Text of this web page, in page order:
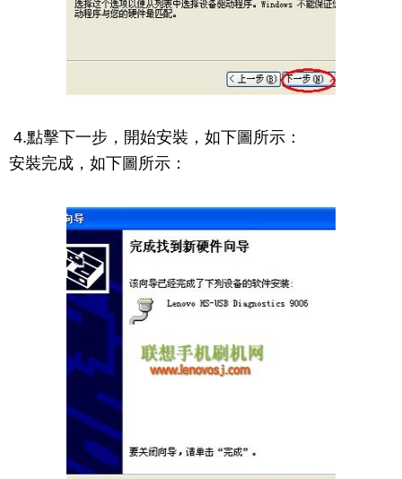
4.點擊下一步，開始安裝，如下圖所示：
安裝完成，如下圖所示：